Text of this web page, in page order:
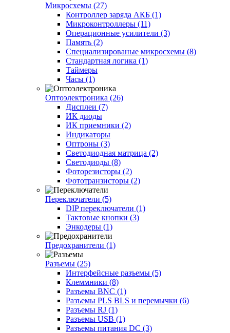
Микросхемы (27)
Контроллер заряда АКБ (1)
Микроконтроллеры (11)
Операционные усилители (3)
Память (2)
Специализированые микросхемы (8)
Стандартная логика (1)
Таймеры
Часы (1)
Оптоэлектроника (26)
Дисплеи (7)
ИК диоды
ИК приемники (2)
Индикаторы
Оптроны (3)
Светодиодная матрица (2)
Светодиоды (8)
Фоторезисторы (2)
Фототранзисторы (2)
Переключатели (5)
DIP переключатели (1)
Тактовые кнопки (3)
Энкодеры (1)
Предохранители (1)
Разъемы (25)
Интерфейсные разъемы (5)
Клеммники (8)
Разъемы BNC (1)
Разъемы PLS BLS и перемычки (6)
Разъемы RJ (1)
Разъемы USB (1)
Разъемы питания DC (3)